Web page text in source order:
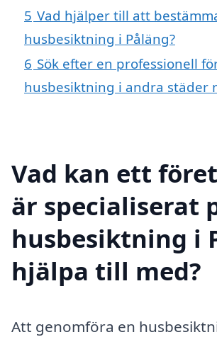
5 Vad hjälper till att
husbesiktning i Påläng?
6 Sök efter en professionell
husbesiktning i andra städer
Vad kan ett
är specialiserat
husbesiktning i
hjälpa till med?
Att genomföra en